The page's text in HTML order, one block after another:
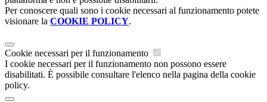
Per conoscere quali sono i cookie necessari al funzionamento potete
visionare la COOKIE POLICY.
Cookie necessari per il funzionamento
I cookie necessari per il funzionamento non possono essere
disabilitati. È possibile consultare l'elenco nella pagina della cookie
policy.